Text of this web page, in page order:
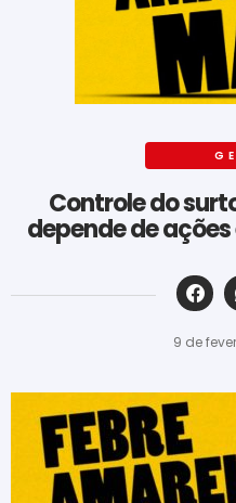
Controle do
depende de
9 de